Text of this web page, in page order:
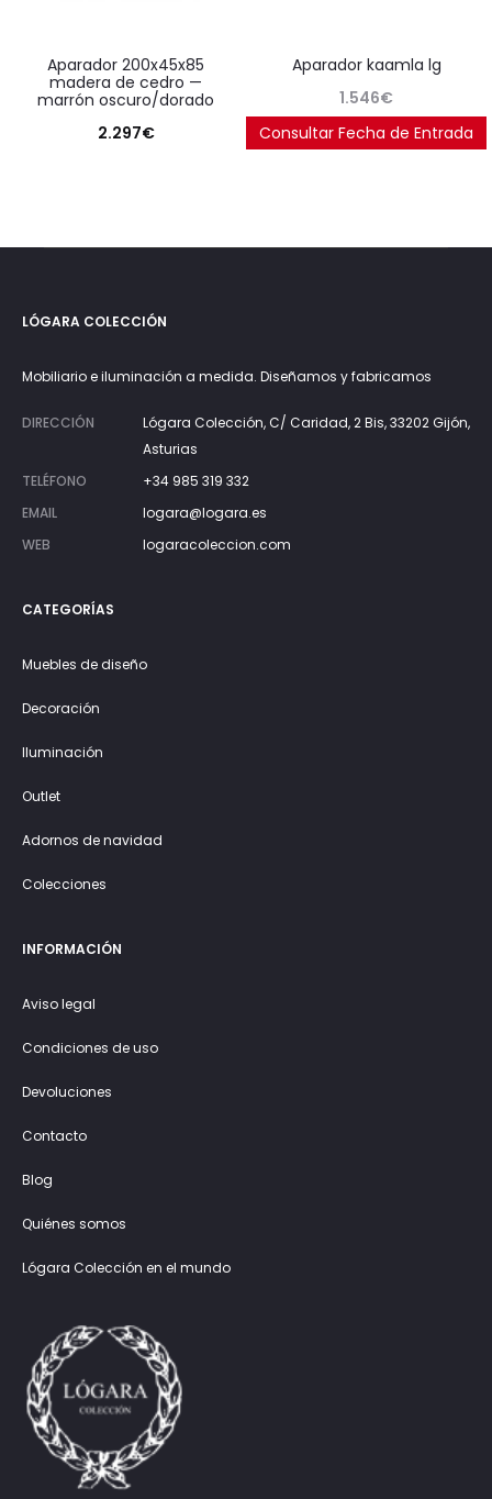
aparador 200x45x85
madera de cedro —
marrón oscuro/dorado
2.297€
aparador kaamla lg
1.546€
Consultar Fecha de Entrada
LÓGARA COLECCIÓN
Mobiliario e iluminación a medida. Diseñamos y fabricamos
DIRECCIÓN
Lógara Colección, C/ Caridad, 2 Bis, 33202 Gijón,
Asturias
TELÉFONO
+34 985 319 332
EMAIL
logara@logara.es
WEB
logaracoleccion.com
CATEGORÍAS
Muebles de diseño
Decoración
Iluminación
Outlet
Adornos de navidad
Colecciones
INFORMACIÓN
Aviso legal
Condiciones de uso
Devoluciones
Contacto
Blog
Quiénes somos
Lógara Colección en el mundo